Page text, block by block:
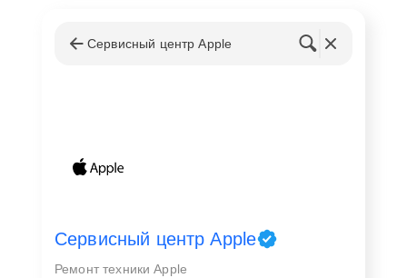
Сервисный центр Apple
Сервисный центр Apple
Ремонт техники Apple